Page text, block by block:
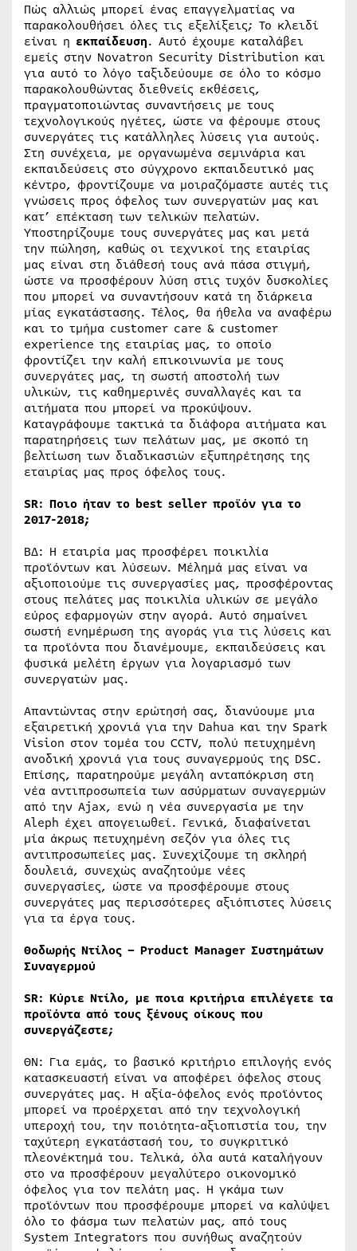
Πώς αλλιώς μπορεί ένας επαγγελματίας να
παρακολουθήσει όλες τις εξελίξεις; Το κλειδί
είναι η εκπαίδευση. Αυτό έχουμε καταλάβει
εμείς στην Novatron Security Distribution και
για αυτό το λόγο ταξιδεύουμε σε όλο το κόσμο
παρακολουθώντας διεθνείς εκθέσεις,
πραγματοποιώντας συναντήσεις με τους
τεχνολογικούς ηγέτες, ώστε να φέρουμε στους
συνεργάτες τις κατάλληλες λύσεις για αυτούς.
Στη συνέχεια, με οργανωμένα σεμινάρια και
εκπαιδεύσεις στο σύγχρονο εκπαιδευτικό μας
κέντρο, φροντίζουμε να μοιραζόμαστε αυτές τις
γνώσεις προς όφελος των συνεργατών μας και
κατ’ επέκταση των τελικών πελατών.
Υποστηρίζουμε τους συνεργάτες μας και μετά
την πώληση, καθώς οι τεχνικοί της εταιρίας
μας είναι στη διάθεσή τους ανά πάσα στιγμή,
ώστε να προσφέρουν λύση στις τυχόν δυσκολίες
που μπορεί να συναντήσουν κατά τη διάρκεια
μίας εγκατάστασης. Τέλος, θα ήθελα να αναφέρω
και το τμήμα customer care & customer
experience της εταιρίας μας, το οποίο
φροντίζει την καλή επικοινωνία με τους
συνεργάτες μας, τη σωστή αποστολή των
υλικών, τις καθημερινές συναλλαγές και τα
αιτήματα που μπορεί να προκύψουν.
Καταγράφουμε τακτικά τα διάφορα αιτήματα και
παρατηρήσεις των πελάτων μας, με σκοπό τη
βελτίωση των διαδικασιών εξυπηρέτησης της
εταιρίας μας προς όφελος τους.
SR: Ποιο ήταν το best seller προϊόν για το
2017-2018;
ΒΔ: Η εταιρία μας προσφέρει ποικιλία
προϊόντων και λύσεων. Μέλημά μας είναι να
αξιοποιούμε τις συνεργασίες μας, προσφέροντας
στους πελάτες μας ποικιλία υλικών σε μεγάλο
εύρος εφαρμογών στην αγορά. Αυτό σημαίνει
σωστή ενημέρωση της αγοράς για τις λύσεις και
τα προϊόντα που διανέμουμε, εκπαιδεύσεις και
φυσικά μελέτη έργων για λογαριασμό των
συνεργατών μας.
Απαντώντας στην ερώτησή σας, διανύουμε μια
εξαιρετική χρονιά για την Dahua και την Spark
Vision στον τομέα του CCTV, πολύ πετυχημένη
ανοδική χρονιά για τους συναγερμούς της DSC.
Επίσης, παρατηρούμε μεγάλη ανταπόκριση στη
νέα αντιπροσωπεία των ασύρματων συναγερμών
από την Ajax, ενώ η νέα συνεργασία με την
Aleph έχει απογειωθεί. Γενικά, διαφαίνεται
μία άκρως πετυχημένη σεζόν για όλες τις
αντιπροσωπείες μας. Συνεχίζουμε τη σκληρή
δουλειά, συνεχώς αναζητούμε νέες
συνεργασίες, ώστε να προσφέρουμε στους
συνεργάτες μας περισσότερες αξιόπιστες λύσεις
για τα έργα τους.
Θοδωρής Ντίλος – Product Manager Συστημάτων
Συναγερμού
SR: Κύριε Ντίλο, με ποια κριτήρια επιλέγετε τα
προϊόντα από τους ξένους οίκους που
συνεργάζεστε;
ΘΝ: Για εμάς, το βασικό κριτήριο επιλογής ενός
κατασκευαστή είναι να αποφέρει όφελος στους
συνεργάτες μας. Η αξία-όφελος ενός προϊόντος
μπορεί να προέρχεται από την τεχνολογική
υπεροχή του, την ποιότητα-αξιοπιστία του, την
ταχύτερη εγκατάστασή του, το συγκριτικό
πλεονέκτημά του. Τελικά, όλα αυτά καταλήγουν
στο να προσφέρουν μεγαλύτερο οικονομικό
όφελος για τον πελάτη μας. Η γκάμα των
προϊόντων που προσφέρουμε μπορεί να καλύψει
όλο το φάσμα των πελατών μας, από τους
System Integrators που συνήθως αναζητούν